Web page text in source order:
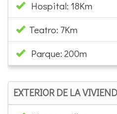
EXTERIOR DE LA VIVIENDA
Mesas y sillas
Zonas ajardinadas
Parking Descubierto